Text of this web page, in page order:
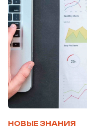
НОВЫЕ ЗНАНИЯ